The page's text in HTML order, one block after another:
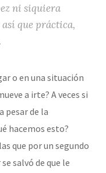
ni siquiera
así que práctica,
o en una situación
a irte? A veces si
pesar de la
hacemos esto?
que por un segundo
salvó de que le